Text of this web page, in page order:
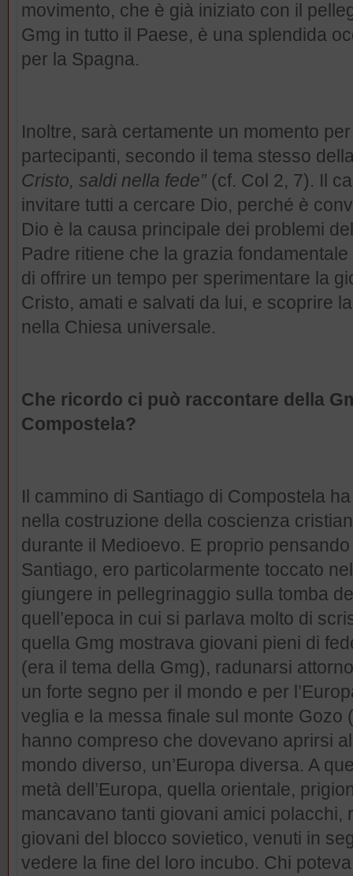
movimento, che è già iniziato con il
Gmg in tutto il Paese, è una splendida
per la Spagna.
Inoltre, sarà certamente un momento
partecipanti, secondo il tema stesso
Cristo, saldi nella fede” (cf. Col 2, 7). Il
invitare tutti a cercare Dio, perché è
Dio è la causa principale dei problemi
Padre ritiene che la grazia
di offrire un tempo per sperimentare la
Cristo, amati e salvati da lui, e scoprire
nella Chiesa universale.
Che ricordo ci può raccontare della
Compostela?
Il cammino di Santiago di Compostela
nella costruzione della coscienza
durante il Medioevo. E proprio
Santiago, ero particolarmente toccato
giungere in pellegrinaggio sulla tomba
quell’epoca in cui si parlava molto di
quella Gmg mostrava giovani pieni di
(era il tema della Gmg), radunarsi
un forte segno per il mondo e per
veglia e la messa finale sul monte Gozo
hanno compreso che dovevano aprirsi
mondo diverso, un’Europa diversa. A
metà dell’Europa, quella orientale,
mancavano tanti giovani amici polacchi,
giovani del blocco sovietico, venuti in
vedere la fine del loro incubo. Chi